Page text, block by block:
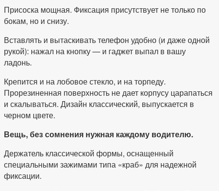
Присоска мощная. Фиксация присутствует не только по
бокам, но и снизу.
Вставлять и вытаскивать телефон удобно (и даже одной
рукой): нажал на кнопку — и гаджет выпал в вашу
ладонь.
Крепится и на лобовое стекло, и на торпеду.
Прорезиненная поверхность не дает корпусу царапаться
и скалываться. Дизайн классический, выпускается в
черном цвете.
Вещь, без сомнения нужная каждому водителю.
Держатель классической формы, оснащенный
специальными зажимами типа «краб» для надежной
фиксации.